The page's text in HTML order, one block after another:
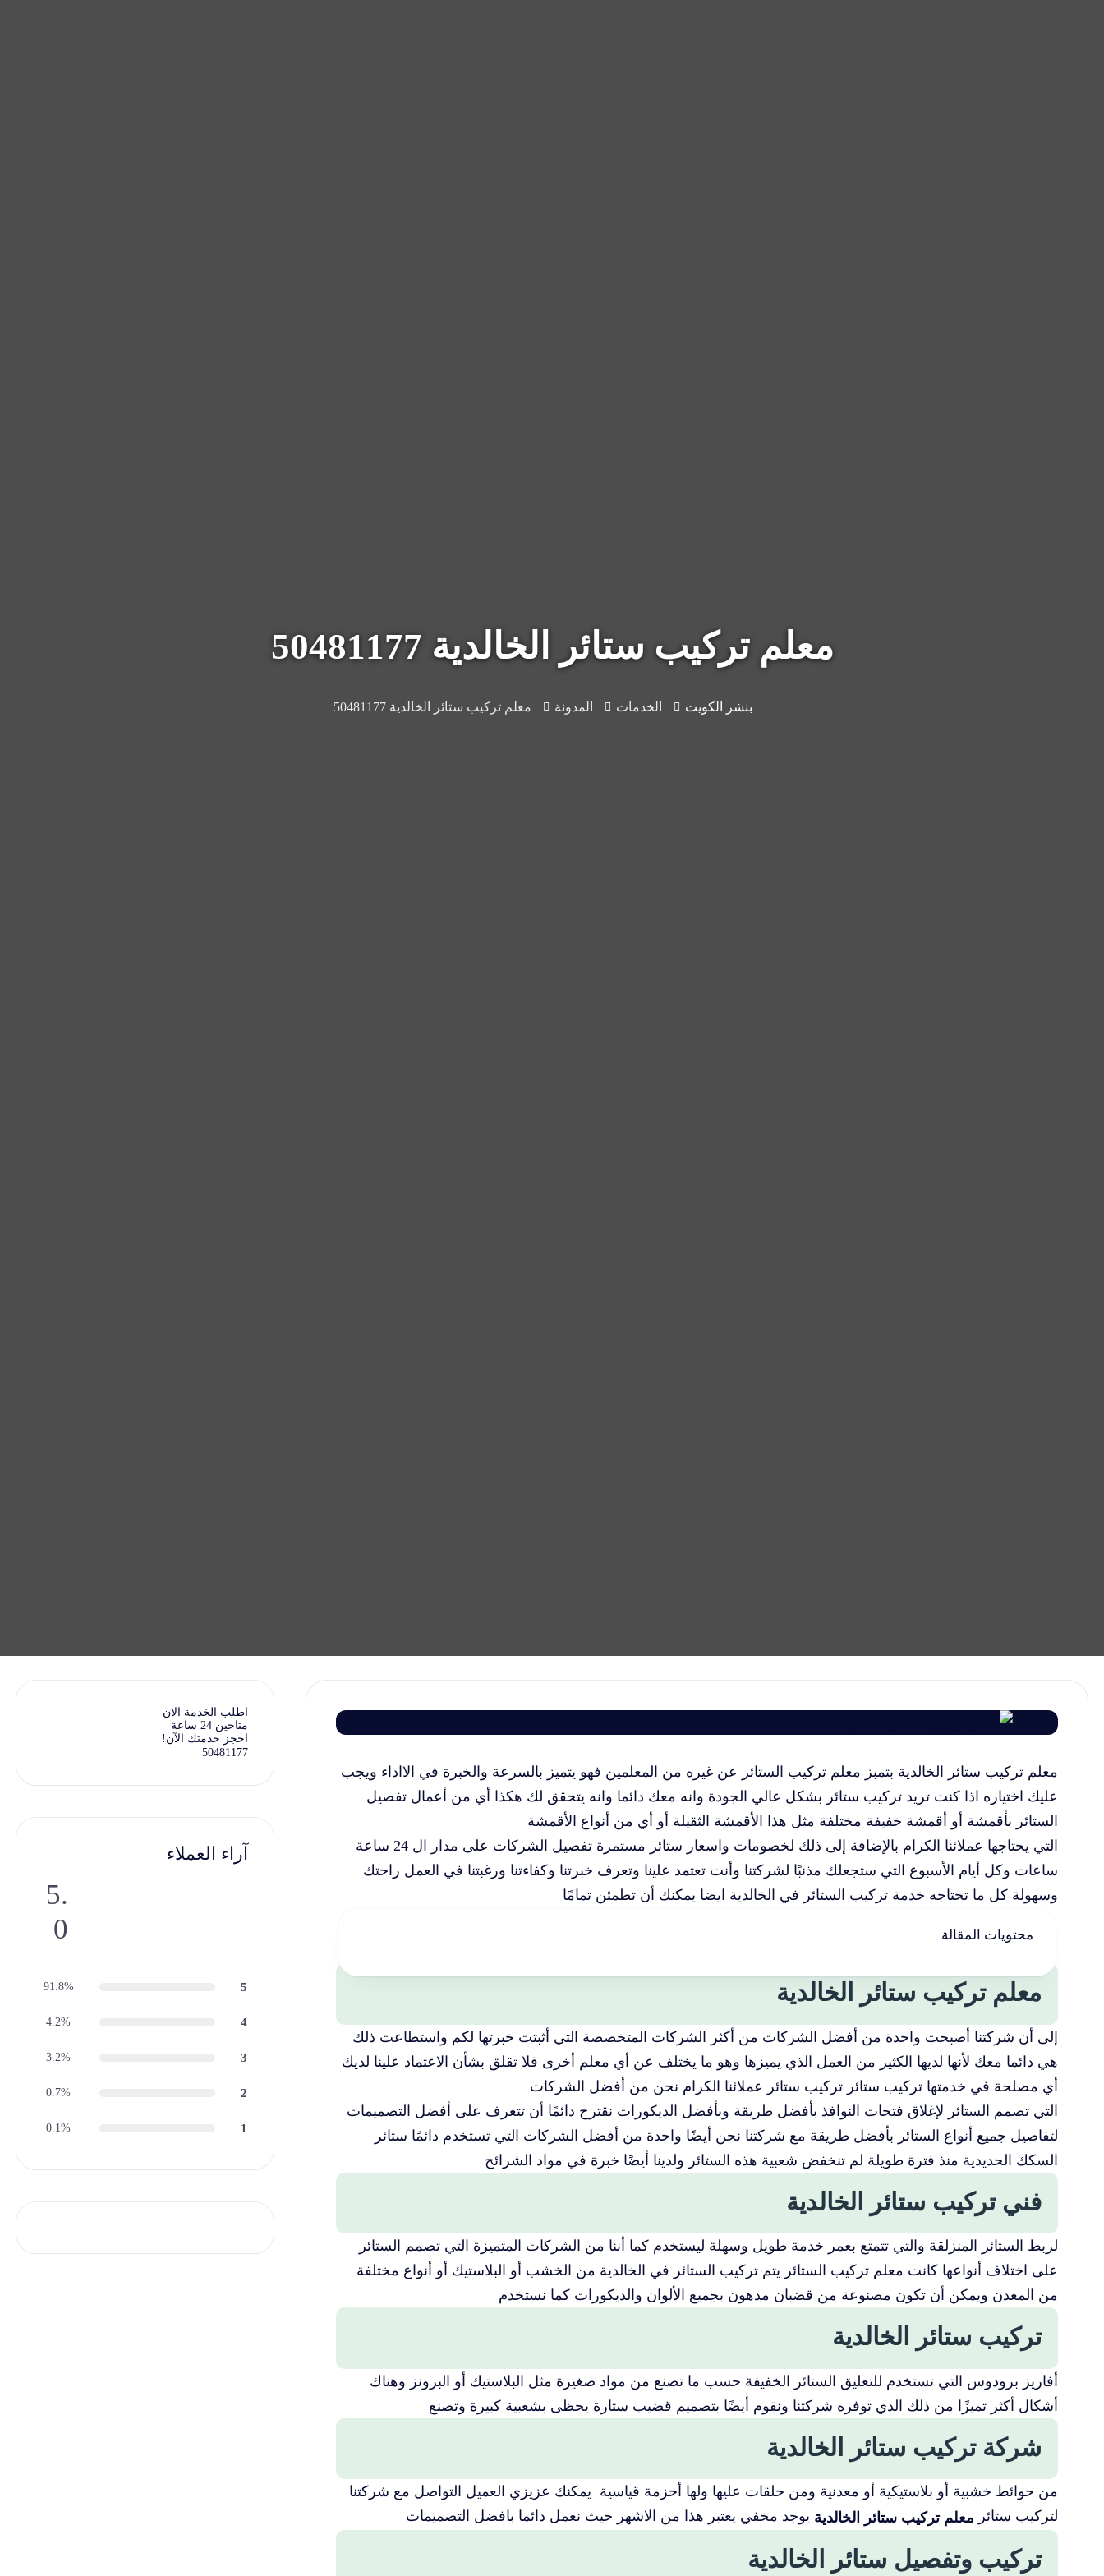
معلم تركيب ستائر الخالدية 50481177
بنشر الكويت الخدمات المدونة معلم تركيب ستائر الخالدية 50481177
معلم تركيب ستائر الخالدية بتمبز معلم تركيب الستائر عن غيره من المعلمين فهو يتميز بالسرعة والخبرة في الااداء ويجب
عليك اختياره اذا كنت تريد تركيب ستائر بشكل عالي الجودة وانه معك دائما وانه يتحقق لك هكذا أي من أعمال تفصيل
الستائر بأقمشة أو أقمشة خفيفة مختلفة مثل هذا الأقمشة الثقيلة أو أي من أنواع الأقمشة
التي يحتاجها عملائنا الكرام بالإضافة إلى ذلك لخصومات واسعار ستائر مستمرة تفصيل الشركات على مدار ال 24 ساعة
ساعات وكل أيام الأسبوع التي ستجعلك مذنبًا لشركتنا وأنت تعتمد علينا وتعرف خبرتنا وكفاءتنا ورغبتنا في العمل راحتك
وسهولة كل ما تحتاجه خدمة تركيب الستائر في الخالدية ايضا يمكنك أن تطمئن تمامًا
محتويات المقالة
معلم تركيب ستائر الخالدية
إلى أن شركتنا أصبحت واحدة من أفضل الشركات من أكثر الشركات المتخصصة التي أثبتت خبرتها لكم واستطاعت ذلك
هي دائما معك لأنها لديها الكثير من العمل الذي يميزها وهو ما يختلف عن أي معلم أخرى فلا تقلق بشأن الاعتماد علينا لديك
أي مصلحة في خدمتها تركيب ستائر تركيب ستائر عملائنا الكرام نحن من أفضل الشركات
التي تصمم الستائر لإغلاق فتحات النوافذ بأفضل طريقة وبأفضل الديكورات نقترح دائمًا أن تتعرف على أفضل التصميمات
لتفاصيل جميع أنواع الستائر بأفضل طريقة مع شركتنا نحن أيضًا واحدة من أفضل الشركات التي تستخدم دائمًا ستائر
السكك الحديدية منذ فترة طويلة لم تنخفض شعبية هذه الستائر ولدينا أيضًا خبرة في مواد الشرائح
فني تركيب ستائر الخالدية
لربط الستائر المنزلقة والتي تتمتع بعمر خدمة طويل وسهلة ليستخدم كما أننا من الشركات المتميزة التي تصمم الستائر
على اختلاف أنواعها كانت معلم تركيب الستائر يتم تركيب الستائر في الخالدية من الخشب أو البلاستيك أو أنواع مختلفة
من المعدن ويمكن أن تكون مصنوعة من قضبان مدهون بجميع الألوان والديكورات كما نستخدم
تركيب ستائر الخالدية
أفاريز برودوس التي تستخدم للتعليق الستائر الخفيفة حسب ما تصنع من مواد صغيرة مثل البلاستيك أو البرونز وهناك
أشكال أكثر تميزًا من ذلك الذي توفره شركتنا ونقوم أيضًا بتصميم قضيب ستارة يحظى بشعبية كبيرة وتصنع
شركة تركيب ستائر الخالدية
من حوائط خشبية أو بلاستيكية أو معدنية ومن حلقات عليها ولها أحزمة قياسية يمكنك عزيزي العميل التواصل مع شركتنا
لتركيب ستائر معلم تركيب ستائر الخالدية يوجد مخفي يعتبر هذا من الاشهر حيث نعمل دائما بافضل التصميمات
تركيب وتفصيل ستائر الخالدية
اطلب الخدمة الان
متاحين 24 ساعة
احجز خدمتك الآن!
50481177
آراء العملاء
5.
0
5
91.8%
4
4.2%
3
3.2%
2
0.7%
1
0.1%